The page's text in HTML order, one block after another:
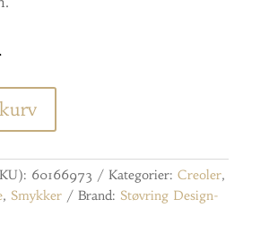
60166973 Kategorier: Creoler,
, Smykker Brand: Støvring Design-